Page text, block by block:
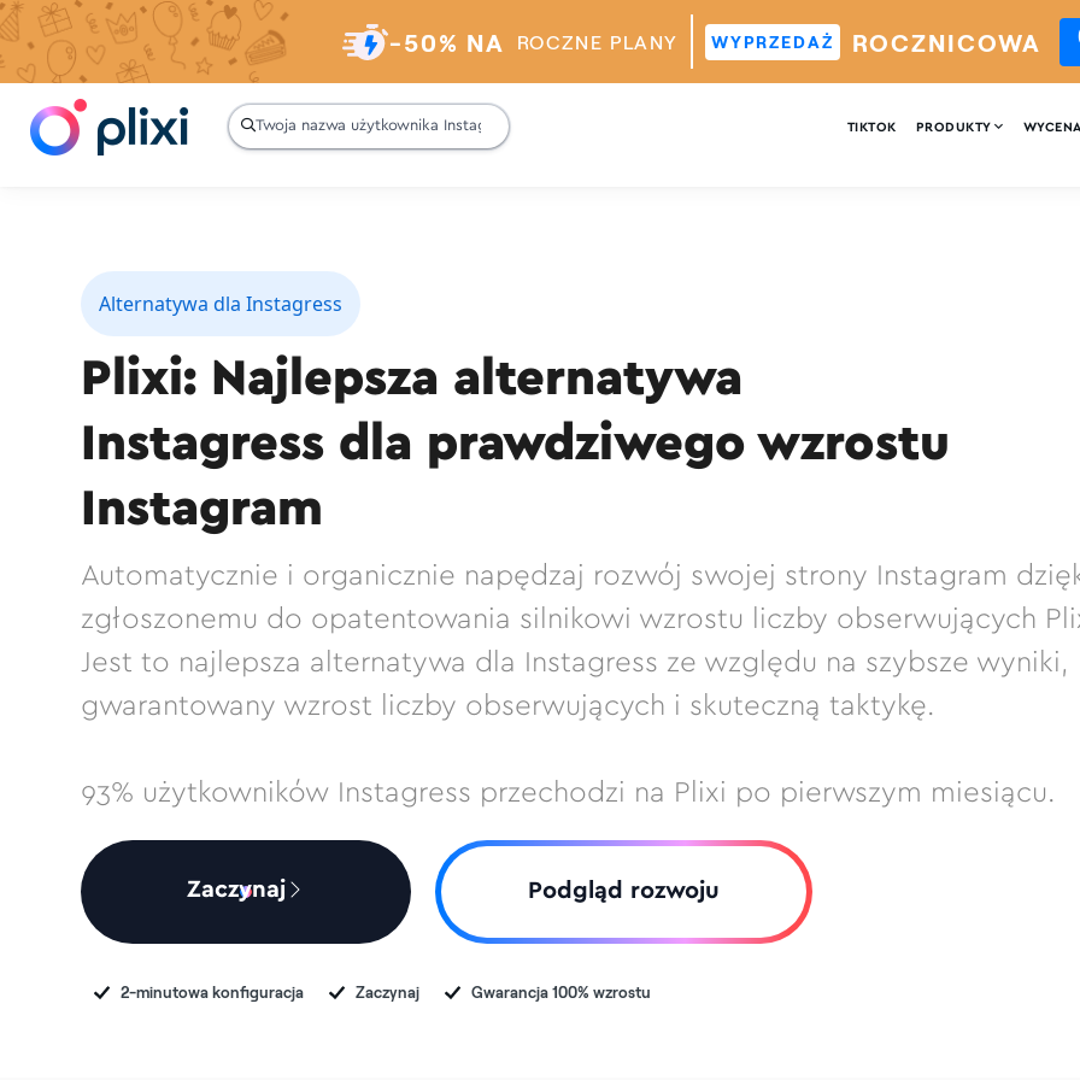
-50% NA ROCZNE PLANY ROCZNICOWA
WYPRZEDAŻ
 TIKTOK PRODUKTY 
Alternatywa dla Instagress
Plixi: Najlepsza alternatywa
Instagress dla prawdziwego wzrostu
Instagram
Automatycznie i organicznie napędzaj rozwój swojej strony Instagram
zgłoszonemu do opatentowania silnikowi wzrostu liczby obserwujących
Jest to najlepsza alternatywa dla Instagress ze względu na szybsze wyniki,
gwarantowany wzrost liczby obserwujących i skuteczną taktykę.
93% użytkowników Instagress przechodzi na Plixi po pierwszym miesiącu.
Zaczynaj Podgląd rozwoju
2-minutowa konfiguracja Zaczynaj Gwarancja 100% wzrostu